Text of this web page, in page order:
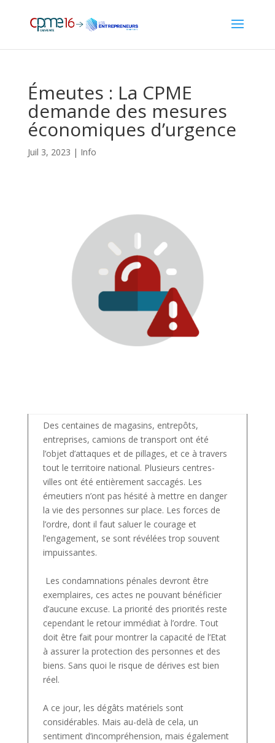
Émeutes : La CPME
demande des mesures
économiques d’urgence
Juil 3, 2023 | Info
Des centaines de magasins, entrepôts,
entreprises, camions de transport ont été
l’objet d’attaques et de pillages, et ce à travers
tout le territoire national. Plusieurs centres-
villes ont été entièrement saccagés. Les
émeutiers n’ont pas hésité à mettre en danger
la vie des personnes sur place. Les forces de
l’ordre, dont il faut saluer le courage et
l’engagement, se sont révélées trop souvent
impuissantes.
Les condamnations pénales devront être
exemplaires, ces actes ne pouvant bénéficier
d’aucune excuse. La priorité des priorités reste
cependant le retour immédiat à l’ordre. Tout
doit être fait pour montrer la capacité de l’Etat
à assurer la protection des personnes et des
biens. Sans quoi le risque de dérives est bien
réel.
A ce jour, les dégâts matériels sont
considérables. Mais au-delà de cela, un
sentiment d’incompréhension, mais également